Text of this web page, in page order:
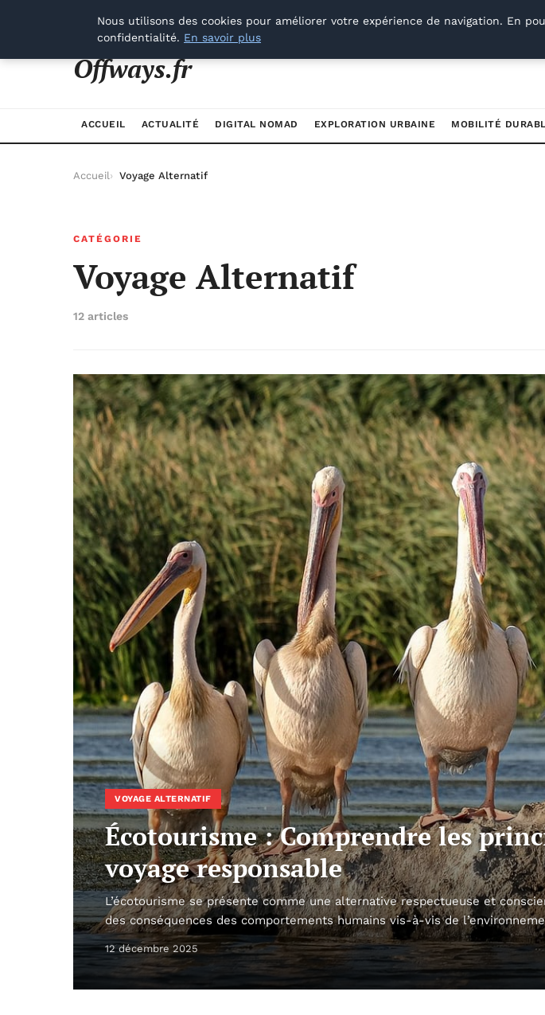
samedi 8 août 2026
Offways.fr
ACCUEIL ACTUALITÉ DIGITAL NOMAD EXPLORATION URBAINE MOBILITÉ
Accueil Voyage Alternatif
CATÉGORIE
Voyage Alternatif
12 articles
VOYAGE ALTERNATIF
Écotourisme : Comprendre les
voyage responsable
L’écotourisme se présente comme une alternative respectueuse et
des conséquences des comportements humains vis-à-vis de
12 décembre 2025
Nous utilisons des cookies pour améliorer votre expérience de navigation. En
confidentialité. En savoir plus